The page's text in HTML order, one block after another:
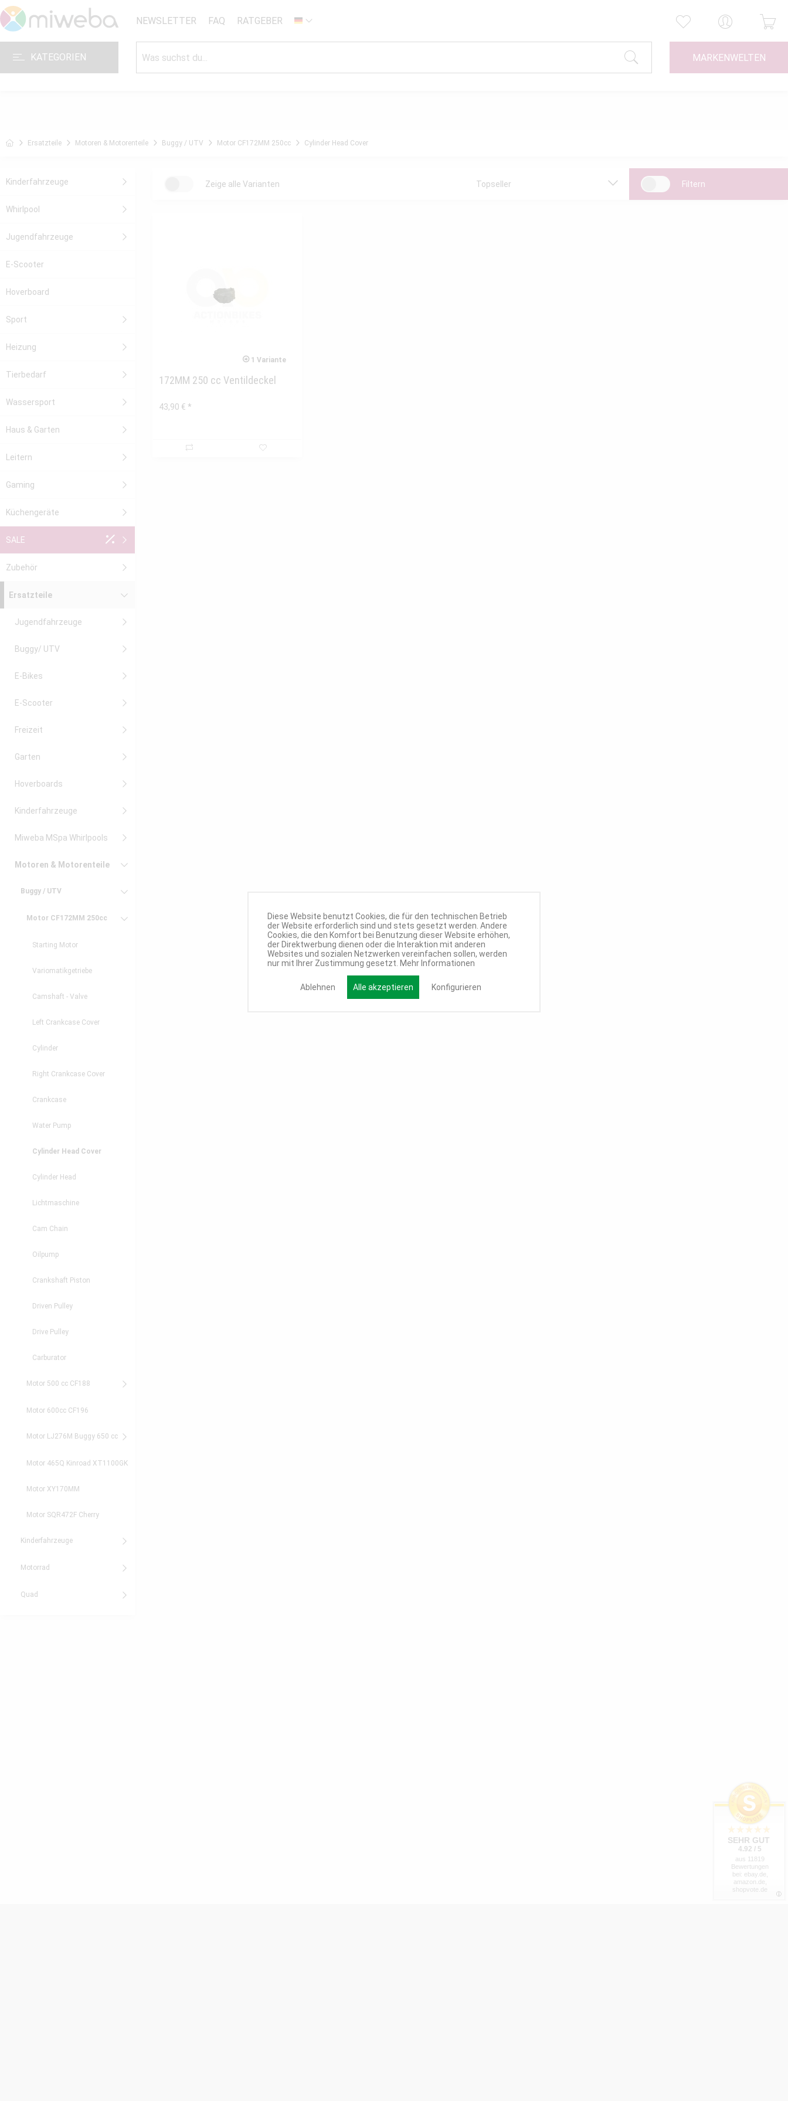
NEWSLETTER FAQ RATGEBER DE
KATEGORIEN MARKENWELTEN
Ersatzteile Motoren & Motorenteile Buggy / UTV Motor CF172MM 250cc Cylinder Head Cover
Kinderfahrzeuge
Whirlpool
Jugendfahrzeuge
E-Scooter
Hoverboard
Sport
Heizung
Tierbedarf
Wassersport
Haus & Garten
Leitern
Gaming
Küchengeräte
SALE
Zubehör
Ersatzteile
Jugendfahrzeuge
Buggy/ UTV
E-Bikes
E-Scooter
Freizeit
Garten
Hoverboards
Kinderfahrzeuge
Miweba MSpa Whirlpools
Motoren & Motorenteile
Buggy / UTV
Motor CF172MM 250cc
Starting Motor
Variomatikgetriebe
Camshaft - Valve
Left Crankcase Cover
Cylinder
Right Crankcase Cover
Crankcase
Water Pump
Cylinder Head Cover
Cylinder Head
Lichtmaschine
Cam Chain
Oilpump
Crankshaft Piston
Driven Pulley
Drive Pulley
Carburator
Motor 500 cc CF188
Motor 600cc CF196
Motor LJ276M Buggy 650 cc
Motor 465Q Kinroad XT1100GK
Motor XY170MM
Motor SQR472F Cherry
Kinderfahrzeuge
Motorrad
Quad
Zeige alle Varianten Filtern
1 Variante
172MM 250 cc Ventildeckel
43,90 € *
Diese Website benutzt Cookies, die für den technischen Betrieb
der Website erforderlich sind und stets gesetzt werden. Andere
Cookies, die den Komfort bei Benutzung dieser Website erhöhen,
der Direktwerbung dienen oder die Interaktion mit anderen
Websites und sozialen Netzwerken vereinfachen sollen, werden
nur mit Ihrer Zustimmung gesetzt. Mehr Informationen
Ablehnen Alle akzeptieren Konfigurieren
SEHR GUT
4.92 / 5
aus 11819
Bewertungen
bei: ebay.de,
amazon.de,
shopvote.de